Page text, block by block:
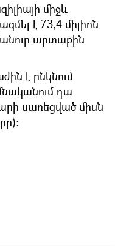
միջև
է 73,4 միլիոն
արտաքին
է ընկնում
դա
սառեցված միսն